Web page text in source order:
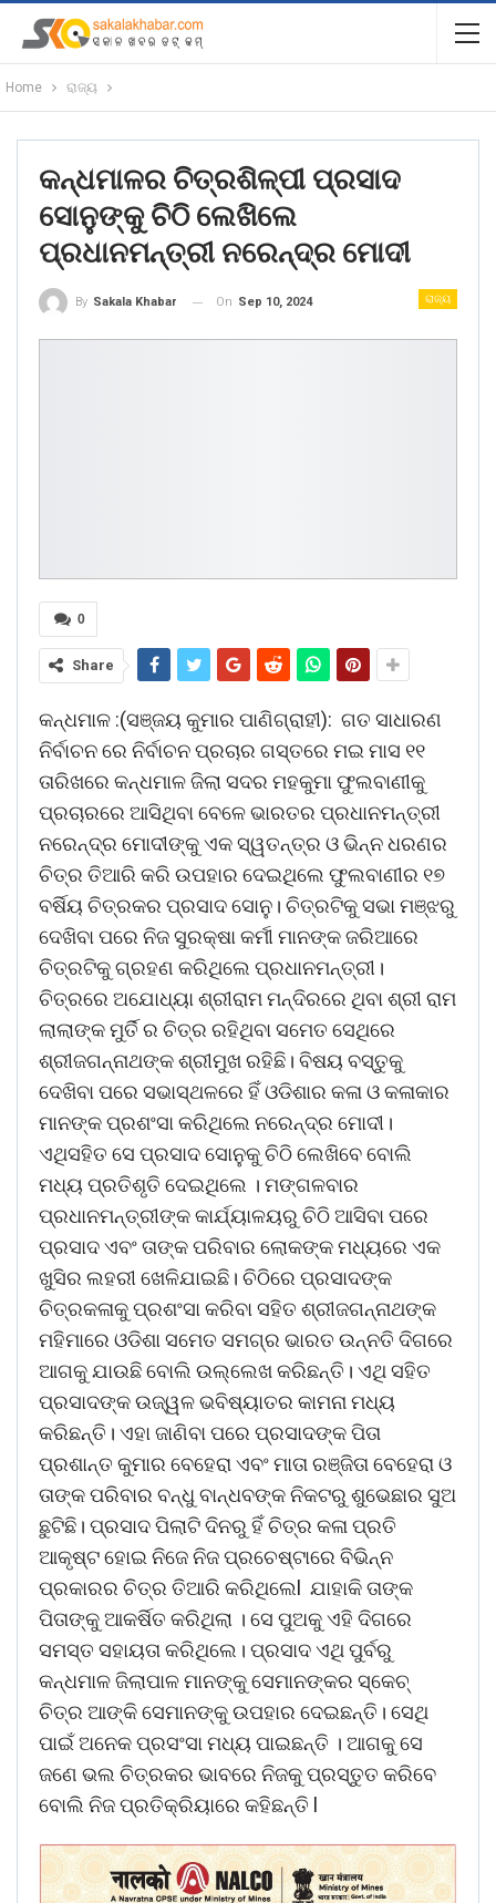
Home ରାଜ୍ୟ
କନ୍ଧମାଳର ଚିତ୍ରଶିଳ୍ପୀ ପ୍ରସାଦ
ସୋନୁଙ୍କୁ ଚିଠି ଲେଖିଲେ
ପ୍ରଧାନମନ୍ତ୍ରୀ ନରେନ୍ଦ୍ର ମୋଦୀ
ରାଜ୍ୟ
By Sakala Khabar On Sep 10, 2024
0
Share
କନ୍ଧମାଳ :(ସଞ୍ଜୟ କୁମାର ପାଣିଗ୍ରାହୀ): ଗତ ସାଧାରଣ
ନିର୍ବାଚନ ରେ ନିର୍ବାଚନ ପ୍ରଚାର ଗସ୍ତରେ ମଇ ମାସ ୧୧
ତାରିଖରେ କନ୍ଧମାଳ ଜିଲା ସଦର ମହକୁମା ଫୁଲବାଣୀକୁ
ପ୍ରଚାରରେ ଆସିଥିବା ବେଳେ ଭାରତର ପ୍ରଧାନମନ୍ତ୍ରୀ
ନରେନ୍ଦ୍ର ମୋଦୀଙ୍କୁ ଏକ ସ୍ୱତନ୍ତ୍ର ଓ ଭିନ୍ନ ଧରଣର
ଚିତ୍ର ତିଆରି କରି ଉପହାର ଦେଇଥିଲେ ଫୁଲବାଣୀର ୧୭
ବର୍ଷିୟ ଚିତ୍ରକର ପ୍ରସାଦ ସୋନୁ। ଚିତ୍ରଟିକୁ ସଭା ମଞ୍ଝରୁ
ଦେଖିବା ପରେ ନିଜ ସୁରକ୍ଷା କର୍ମୀ ମାନଙ୍କ ଜରିଆରେ
ଚିତ୍ରଟିକୁ ଗ୍ରହଣ କରିଥିଲେ ପ୍ରଧାନମନ୍ତ୍ରୀ।
ଚିତ୍ରରେ ଅଯୋଧ୍ୟା ଶ୍ରୀରାମ ମନ୍ଦିରରେ ଥିବା ଶ୍ରୀ ରାମ
ଲାଲାଙ୍କ ମୁର୍ତି ର ଚିତ୍ର ରହିଥିବା ସମେତ ସେଥିରେ
ଶ୍ରୀଜଗନ୍ନାଥଙ୍କ ଶ୍ରୀମୁଖ ରହିଛି। ବିଷୟ ବସ୍ତୁକୁ
ଦେଖିବା ପରେ ସଭାସ୍ଥଳରେ ହିଁ ଓଡିଶାର କଳା ଓ କଳାକାର
ମାନଙ୍କ ପ୍ରଶଂସା କରିଥିଲେ ନରେନ୍ଦ୍ର ମୋଦୀ।
ଏଥିସହିତ ସେ ପ୍ରସାଦ ସୋନୁକୁ ଚିଠି ଲେଖିବେ ବୋଲି
ମଧ୍ୟ ପ୍ରତିଶୃତି ଦେଇଥିଲେ । ମଙ୍ଗଳବାର
ପ୍ରଧାନମନ୍ତ୍ରୀଙ୍କ କାର୍ଯ୍ୟାଳୟରୁ ଚିଠି ଆସିବା ପରେ
ପ୍ରସାଦ ଏବଂ ତାଙ୍କ ପରିବାର ଲୋକଙ୍କ ମଧ୍ୟରେ ଏକ
ଖୁସିର ଲହରୀ ଖେଳିଯାଇଛି। ଚିଠିରେ ପ୍ରସାଦଙ୍କ
ଚିତ୍ରକଳାକୁ ପ୍ରଶଂସା କରିବା ସହିତ ଶ୍ରୀଜଗନ୍ନାଥଙ୍କ
ମହିମାରେ ଓଡିଶା ସମେତ ସମଗ୍ର ଭାରତ ଉନ୍ନତି ଦିଗରେ
ଆଗକୁ ଯାଉଛି ବୋଲି ଉଲ୍ଲେଖ କରିଛନ୍ତି। ଏଥି ସହିତ
ପ୍ରସାଦଙ୍କ ଉଜ୍ୱଳ ଭବିଷ୍ୟାତର କାମନା ମଧ୍ୟ
କରିଛନ୍ତି। ଏହା ଜାଣିବା ପରେ ପ୍ରସାଦଙ୍କ ପିତା
ପ୍ରଶାନ୍ତ କୁମାର ବେହେରା ଏବଂ ମାତା ରଞ୍ଜିତା ବେହେରା ଓ
ତାଙ୍କ ପରିବାର ବନ୍ଧୁ ବାନ୍ଧବଙ୍କ ନିକଟରୁ ଶୁଭେଛାର ସୁଅ
ଛୁଟିଛି। ପ୍ରସାଦ ପିଲାଟି ଦିନରୁ ହିଁ ଚିତ୍ର କଳା ପ୍ରତି
ଆକୃଷ୍ଟ ହୋଇ ନିଜେ ନିଜ ପ୍ରଚେଷ୍ଟାରେ ବିଭିନ୍ନ
ପ୍ରକାରର ଚିତ୍ର ତିଆରି କରିଥିଲେl ଯାହାକି ତାଙ୍କ
ପିତାଙ୍କୁ ଆକର୍ଷିତ କରିଥିଲା । ସେ ପୁଅକୁ ଏହି ଦିଗରେ
ସମସ୍ତ ସହାୟତା କରିଥିଲେ। ପ୍ରସାଦ ଏଥି ପୁର୍ବରୁ
କନ୍ଧମାଳ ଜିଲାପାଳ ମାନଙ୍କୁ ସେମାନଙ୍କର ସ୍କେଚ୍
ଚିତ୍ର ଆଙ୍କି ସେମାନଙ୍କୁ ଉପହାର ଦେଇଛନ୍ତି। ସେଥି
ପାଇଁ ଅନେକ ପ୍ରସଂସା ମଧ୍ୟ ପାଇଛନ୍ତି । ଆଗକୁ ସେ
ଜଣେ ଭଲ ଚିତ୍ରକର ଭାବରେ ନିଜକୁ ପ୍ରସ୍ତୁତ କରିବେ
ବୋଲି ନିଜ ପ୍ରତିକ୍ରିୟାରେ କହିଛନ୍ତି l